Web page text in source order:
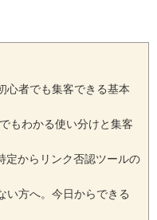
心者でも集客できる基本
もわかる使い分けと集客
定からリンク否認ツールの
い方へ。今日からできる